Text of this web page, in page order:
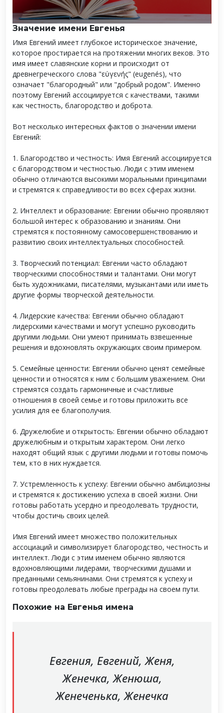
Значение имени Евгенья
Имя Евгений имеет глубокое историческое значение,
которое простирается на протяжении многих веков. Это
имя имеет славянские корни и происходит от
древнегреческого слова "εὐγενής" (eugenés), что
означает "благородный" или "добрый родом". Именно
поэтому Евгений ассоциируется с качествами, такими
как честность, благородство и доброта.
Вот несколько интересных фактов о значении имени
Евгений:
1. Благородство и честность: Имя Евгений ассоциируется
с благородством и честностью. Люди с этим именем
обычно отличаются высокими моральными принципами
и стремятся к справедливости во всех сферах жизни.
2. Интеллект и образование: Евгении обычно проявляют
большой интерес к образованию и знаниям. Они
стремятся к постоянному самосовершенствованию и
развитию своих интеллектуальных способностей.
3. Творческий потенциал: Евгении часто обладают
творческими способностями и талантами. Они могут
быть художниками, писателями, музыкантами или иметь
другие формы творческой деятельности.
4. Лидерские качества: Евгении обычно обладают
лидерскими качествами и могут успешно руководить
другими людьми. Они умеют принимать взвешенные
решения и вдохновлять окружающих своим примером.
5. Семейные ценности: Евгении обычно ценят семейные
ценности и относятся к ним с большим уважением. Они
стремятся создать гармоничные и счастливые
отношения в своей семье и готовы приложить все
усилия для ее благополучия.
6. Дружелюбие и открытость: Евгении обычно обладают
дружелюбным и открытым характером. Они легко
находят общий язык с другими людьми и готовы помочь
тем, кто в них нуждается.
7. Устремленность к успеху: Евгении обычно амбициозны
и стремятся к достижению успеха в своей жизни. Они
готовы работать усердно и преодолевать трудности,
чтобы достичь своих целей.
Имя Евгений имеет множество положительных
ассоциаций и символизирует благородство, честность и
интеллект. Люди с этим именем обычно являются
вдохновляющими лидерами, творческими душами и
преданными семьянинами. Они стремятся к успеху и
готовы преодолевать любые преграды на своем пути.
Похожие на Евгенья имена
Евгения, Евгений, Женя,
Женечка, Женюша,
Женеченька, Женечка